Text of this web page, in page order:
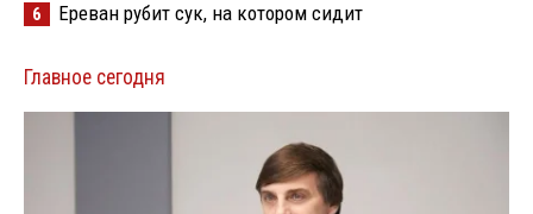
6 Ереван рубит сук, на котором сидит
Главное сегодня